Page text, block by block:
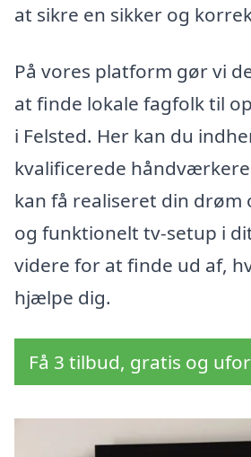
at sikre en sikker og
På vores platform gør vi
at finde lokale fagfolk til
i Felsted. Her kan du
kvalificerede
kan få realiseret din drøm
og funktionelt tv-setup i
videre for at finde ud af,
hjælpe dig.
Få 3 tilbud, gratis og